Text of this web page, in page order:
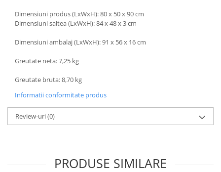
Dimensiuni produs (LxWxH): 80 x 50 x 90 cm
Dimensiuni saltea (LxWxH): 84 x 48 x 3 cm
Dimensiuni ambalaj (LxWxH): 91 x 56 x 16 cm
Greutate neta: 7,25 kg
Greutate bruta: 8,70 kg
Informatii conformitate produs
Review-uri(0)
PRODUSE SIMILARE